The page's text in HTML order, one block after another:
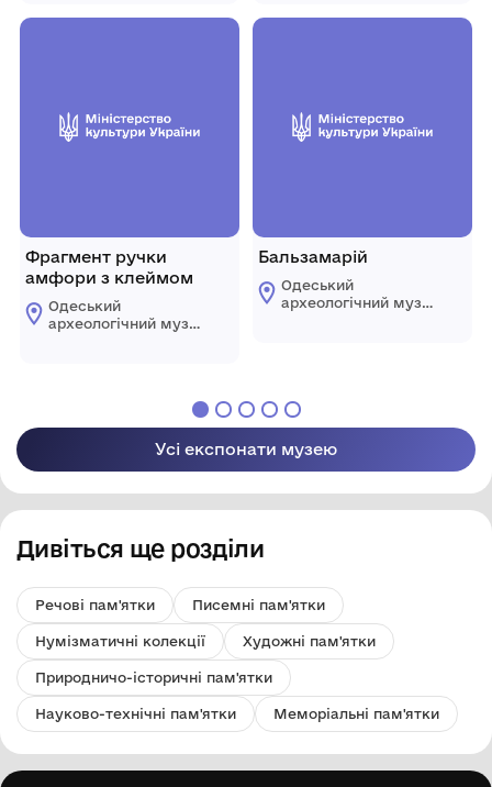
України
Фрагмент ручки
амфори з клеймом
Одеський
археологічний музей
України
Бальзамарій
Одеський
археологічний музей
Усі експонати музею
Дивіться ще розділи
Речові пам'ятки Писемні пам'ятки
Нумізматичні колекції Художні пам'ятки
Природничо-історичні пам'ятки
Науково-технічні пам'ятки Меморіальні пам'ятки